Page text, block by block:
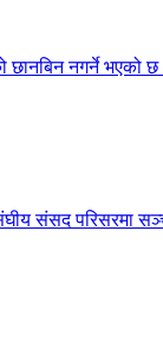
छानबिन नगर्ने
संसद परिसरमा